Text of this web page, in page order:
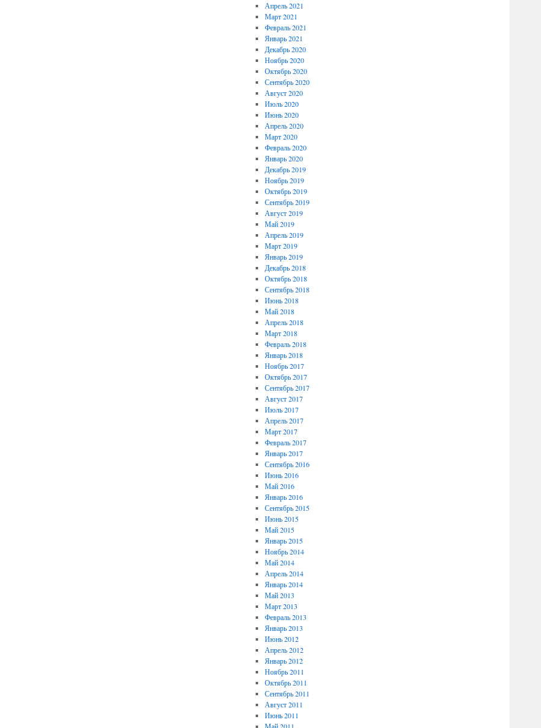
Апрель 2021
Март 2021
Февраль 2021
Январь 2021
Декабрь 2020
Ноябрь 2020
Октябрь 2020
Сентябрь 2020
Август 2020
Июль 2020
Июнь 2020
Апрель 2020
Март 2020
Февраль 2020
Январь 2020
Декабрь 2019
Ноябрь 2019
Октябрь 2019
Сентябрь 2019
Август 2019
Май 2019
Апрель 2019
Март 2019
Январь 2019
Декабрь 2018
Октябрь 2018
Сентябрь 2018
Июнь 2018
Май 2018
Апрель 2018
Март 2018
Февраль 2018
Январь 2018
Ноябрь 2017
Октябрь 2017
Сентябрь 2017
Август 2017
Июль 2017
Апрель 2017
Март 2017
Февраль 2017
Январь 2017
Сентябрь 2016
Июнь 2016
Май 2016
Январь 2016
Сентябрь 2015
Июнь 2015
Май 2015
Январь 2015
Ноябрь 2014
Май 2014
Апрель 2014
Январь 2014
Май 2013
Март 2013
Февраль 2013
Январь 2013
Июнь 2012
Апрель 2012
Январь 2012
Ноябрь 2011
Октябрь 2011
Сентябрь 2011
Август 2011
Июнь 2011